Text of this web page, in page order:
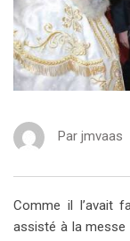
Par jmvaas
Comme il l’avait
assisté à la messe